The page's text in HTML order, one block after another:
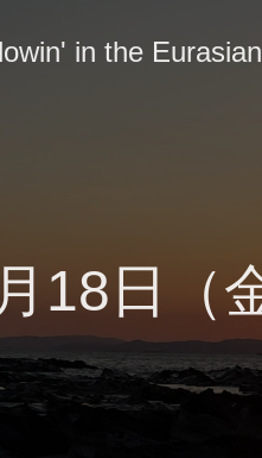
in the
18日（